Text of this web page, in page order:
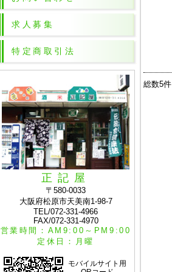
総数5件
求人募集
特定商取引法
正記屋
〒580-0033
大阪府松原市天美南1-98-7
TEL/072-331-4966
FAX/072-331-4970
営業時間：AM9:00～PM9:00
定休日：月曜
モバイルサイト用